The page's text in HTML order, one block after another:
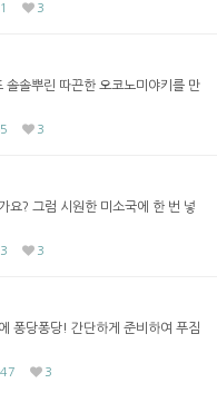
3
솔뿌린 따끈한 오코노미야키를 만
3
요? 그럼 시원한 미소국에 한 번 넣
3
퐁당퐁당! 간단하게 준비하여 푸짐
3